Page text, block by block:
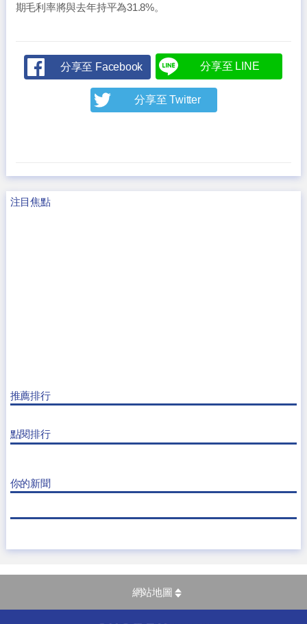
期毛利率將與去年持平為31.8%。
分享至 Facebook 分享至 LINE
分享至 Twitter
注目焦點
推薦排行
點閱排行
你的新聞
網站地圖